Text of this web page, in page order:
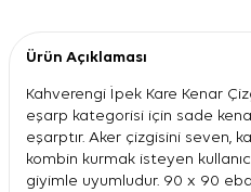
Ürün Açıklaması
Kahverengi İpek Kare Kenar
eşarp kategorisi için sade
eşarptır. Aker çizgisini seven,
kombin kurmak isteyen
giyimle uyumludur. 90 x 90